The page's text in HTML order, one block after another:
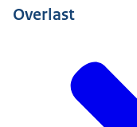
Overlast